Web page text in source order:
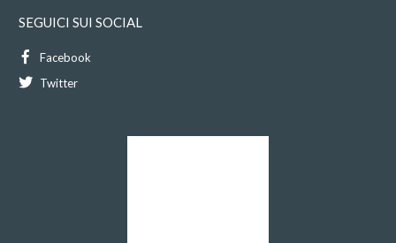
SEGUICI SUI SOCIAL
Facebook
Twitter